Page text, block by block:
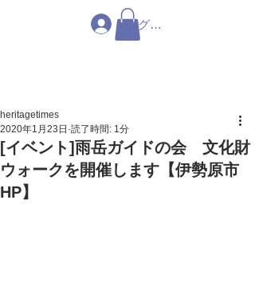
ログイン
[イベント]雨岳ガイドの会 文化財
ウォークを開催します【伊勢原市
HP】
heritagetimes
2020年1月23日 読了時間: 1分